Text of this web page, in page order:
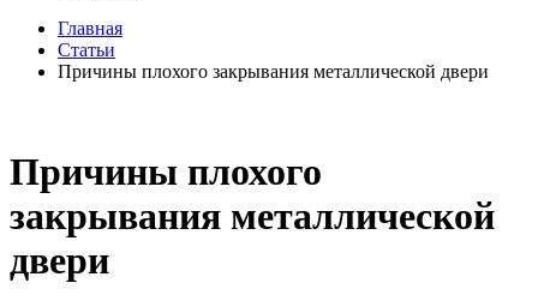
Главная
Статьи
Причины плохого закрывания металлической двери
Причины плохого
закрывания металлической
двери